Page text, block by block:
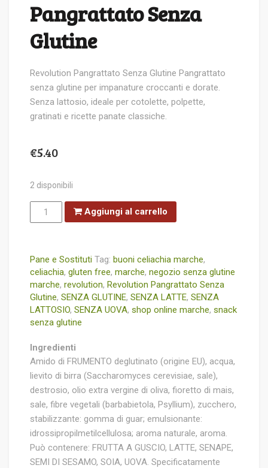
Pangrattato Senza
Glutine
Revolution Pangrattato Senza Glutine Pangrattato
senza glutine per impanature croccanti e dorate.
Senza lattosio, ideale per cotolette, polpette,
gratinati e ricette panate classiche.
€5.40
2 disponibili
Revolution
Pangrattato
Senza
Aggiungi al carrello
Pane e Sostituti Tag: buoni celiachia marche,
celiachia, gluten free, marche, negozio senza glutine
marche, revolution, Revolution Pangrattato Senza
Glutine, SENZA GLUTINE, SENZA LATTE, SENZA
LATTOSIO, SENZA UOVA, shop online marche, snack
senza glutine
Ingredienti
Amido di FRUMENTO deglutinato (origine EU), acqua,
lievito di birra (Saccharomyces cerevisiae, sale),
destrosio, olio extra vergine di oliva, fioretto di mais,
sale, fibre vegetali (barbabietola, Psyllium), zucchero,
stabilizzante: gomma di guar; emulsionante:
idrossipropilmetilcellulosa; aroma naturale, aroma.
Può contenere: FRUTTA A GUSCIO, LATTE, SENAPE,
SEMI DI SESAMO, SOIA, UOVA. Specificatamente